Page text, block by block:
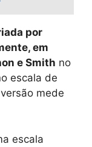
por
em
e Smith no
escala de
mede
escala